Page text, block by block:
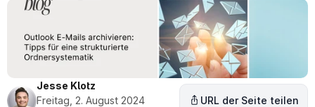
Jesse Klotz
Freitag, 2. August 2024
URL der Seite teilen